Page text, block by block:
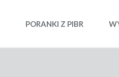
PORANKI Z PIBR